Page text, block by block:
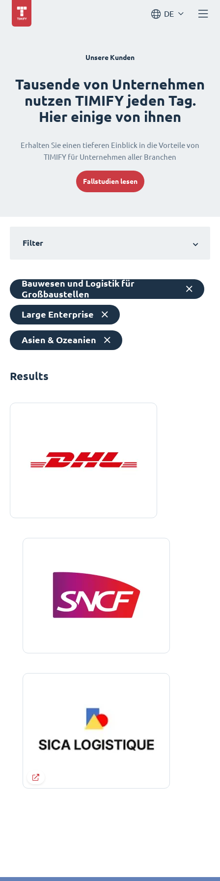
DE
Unsere Kunden
Tausende von Unternehmen
nutzen TIMIFY jeden Tag.
Hier einige von ihnen
Erhalten Sie einen tieferen Einblick in die Vorteile von
TIMIFY für Unternehmen aller Branchen
Fallstudien lesen
Filter
Bauwesen und Logistik für
Großbaustellen
Large Enterprise
Asien & Ozeanien
Results